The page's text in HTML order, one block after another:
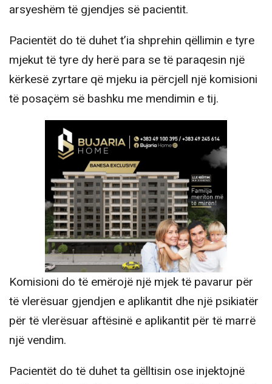
arsyeshëm të gjendjes së pacientit.
Pacientët do të duhet t’ia shprehin qëllimin e tyre
mjekut të tyre dy herë para se të paraqesin një
kërkesë zyrtare që mjeku ia përcjell një komisioni
të posaçëm së bashku me mendimin e tij.
Komisioni do të emërojë një mjek të pavarur për
të vlerësuar gjendjen e aplikantit dhe një psikiatër
për të vlerësuar aftësinë e aplikantit për të marrë
një vendim.
Pacientët do të duhet ta gëlltisin ose injektojnë